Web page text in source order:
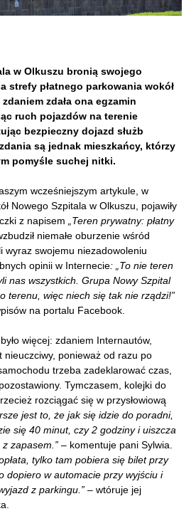
w Olkuszu bronią swojego
strefy płatnego parkowania wokół
zdała ona egzamin
ruch pojazdów na terenie
bezpieczny dojazd służb
są jednak mieszkańcy, którzy
pomyśle suchej nitki.
wcześniejszym artykule, w
Nowego Szpitala w Olkuszu, pojawiły
z napisem
„Teren prywatny: płatny
niemałe oburzenie wśród
wyraz swojemu niezadowoleniu
opinii w Internecie: „To nie teren
nas wszystkich. Grupa Nowy Szpital
terenu, więc niech się tak nie rządzi!”
na portalu Facebook.
więcej: zdaniem Internautów,
nieuczciwy, ponieważ od razu po
trzeba zadeklarować czas,
Tymczasem, kolejki do
rozciągać się w przysłowiową
jest to, że jak się idzie do poradni,
się 40 minut, czy 2 godziny i uiszcza
zapasem.” – komentuje pani Sylwia.
tylko tam pobiera się bilet przy
dopiero w automacie przy wyjściu i
z parkingu.” – wtóruje jej